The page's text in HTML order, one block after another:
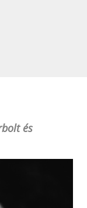
és